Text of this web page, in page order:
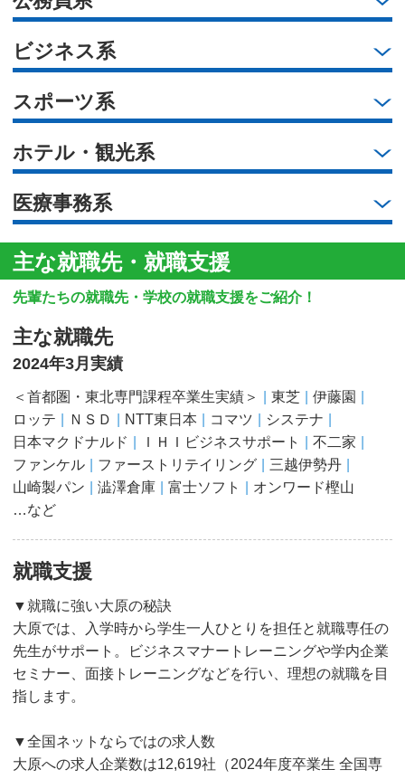
ビジネス系
スポーツ系
ホテル・観光系
医療事務系
主な就職先・就職支援
先輩たちの就職先・学校の就職支援をご紹介！
主な就職先
2024年3月実績
＜首都圏・東北専門課程卒業生実績＞ 東芝
伊藤園
ロッテ
ＮＳＤ NTT東日本 コマツ
システナ
日本マクドナルド
ＩＨＩビジネスサポート
不二家
ファンケル
ファーストリテイリング
三越伊勢丹
山崎製パン
澁澤倉庫 富士ソフト
オンワード樫山
…など
就職支援
▼就職に強い大原の秘訣
大原では、入学時から学生一人ひとりを担任と就職専任の
先生がサポート。ビジネスマナートレーニングや学内企業
セミナー、面接トレーニングなどを行い、理想の就職を目
指します。
▼全国ネットならではの求人数
大原への求人企業数は12,619社（2024年度卒業生 全国専